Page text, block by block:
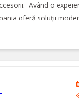
Având o
oferă soluţii